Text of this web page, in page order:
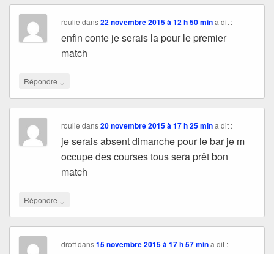
roulie dans22 novembre 2015 à 12 h 50 min a dit :
enfin conte je serais la pour le premier
match
Répondre ↓
roulie dans20 novembre 2015 à 17 h 25 min a dit :
je serais absent dimanche pour le bar je m
occupe des courses tous sera prêt bon
match
Répondre ↓
droffdans15 novembre 2015 à 17 h 57 min a dit :